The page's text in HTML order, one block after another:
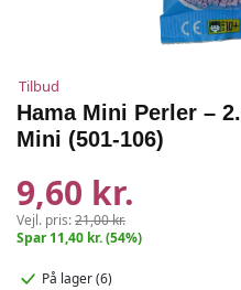
Tilbud
Hama Mini Perler –
Mini (501-106)
9,60 kr.
Vejl. pris:21,00 kr.
Spar 11,40 kr. (54%)
På lager (6)